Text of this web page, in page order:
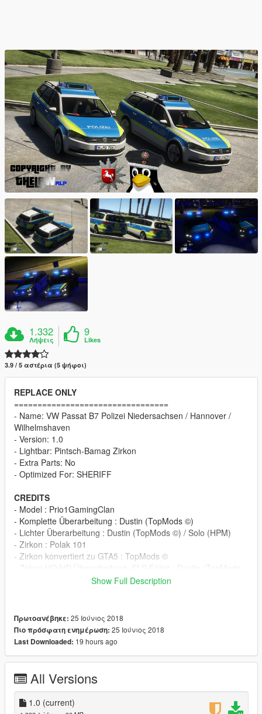
1.332
Λήψεις
9
Likes
3.9 / 5 αστέρια (5 ψήφοι)
REPLACE ONLY
=================================
- Name: VW Passat B7 Polizei Niedersachsen / Hannover /
Wilhelmshaven
- Version: 1.0
- Lightbar: Pintsch-Bamag Zirkon
- Extra Parts: No
- Optimized For: SHERIFF
CREDITS
- Model : Prio1GamingClan
- Komplette Überarbeitung : Dustin (TopMods ©)
- Lichter Überarbeitung : Dustin (TopMods ©) / Solo (HPM)
- Zirkon : Polak 101
- Zirkon konvertiert zu GTA5 : TopMods ©
- ELS.XML: Dustin (TopMods ©)
- Livery: TheLaw (HPM)
Step 1:ORIGNAL
Step2: Use OpenIV to import the Files to "/Grand Theft Auto
V/mods/update/x64/dlcpacks/patchday9ng/dlc.rpf/x64/levels/gt
Show Full Description
Πρωτοανέβηκε: 25 Ιούνιος 2018
Πιο πρόσφατη ενημέρωση: 25 Ιούνιος 2018
Last Downloaded: 19 hours ago
All Versions
1.0 (current)